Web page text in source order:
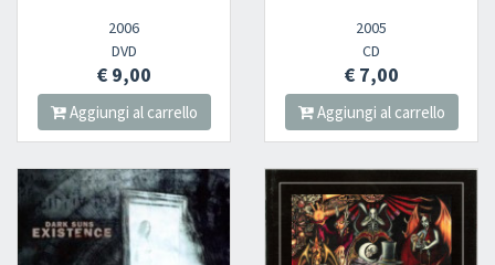
2006
DVD
€ 9,00
Aggiungi al carrello
2005
CD
€ 7,00
Aggiungi al carrello